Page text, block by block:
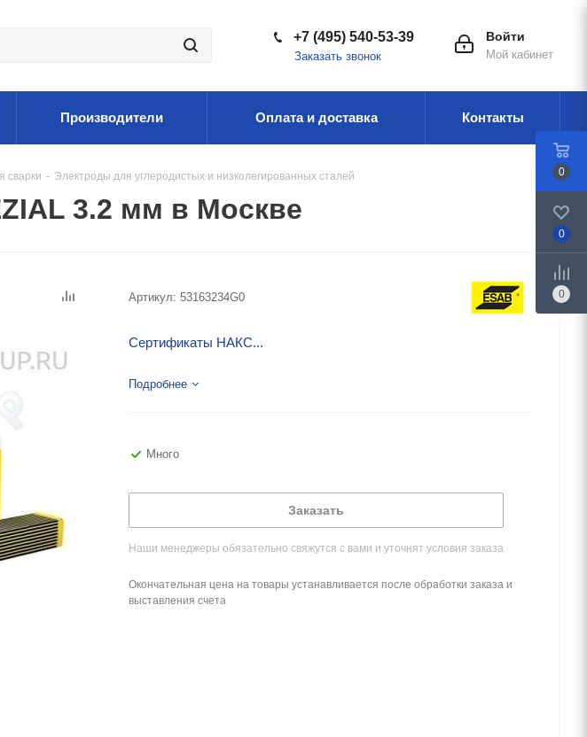
Войти
Мой кабинет
+7 (495) 540-53-39
Заказать звонок
Производители Оплата и доставка Контакты
сварки - Электроды для углеродистых и низколегированных сталей
3.2 мм в Москве
Артикул: 53163234G0
Сертификаты НАКС...
Подробнее
Много
Заказать
Наши менеджеры обязательно свяжутся с вами и уточнят условия заказа
Окончательная цена на товары устанавливается после обработки заказа и
выставления счета
0
0
0